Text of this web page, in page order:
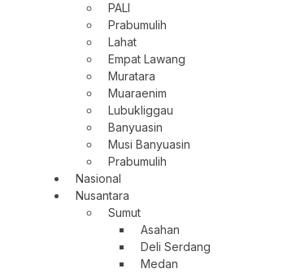
PALI
Prabumulih
Lahat
Empat Lawang
Muratara
Muaraenim
Lubukliggau
Banyuasin
Musi Banyuasin
Prabumulih
Nasional
Nusantara
Sumut
Asahan
Deli Serdang
Medan